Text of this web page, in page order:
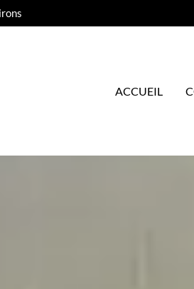
ACCUEIL